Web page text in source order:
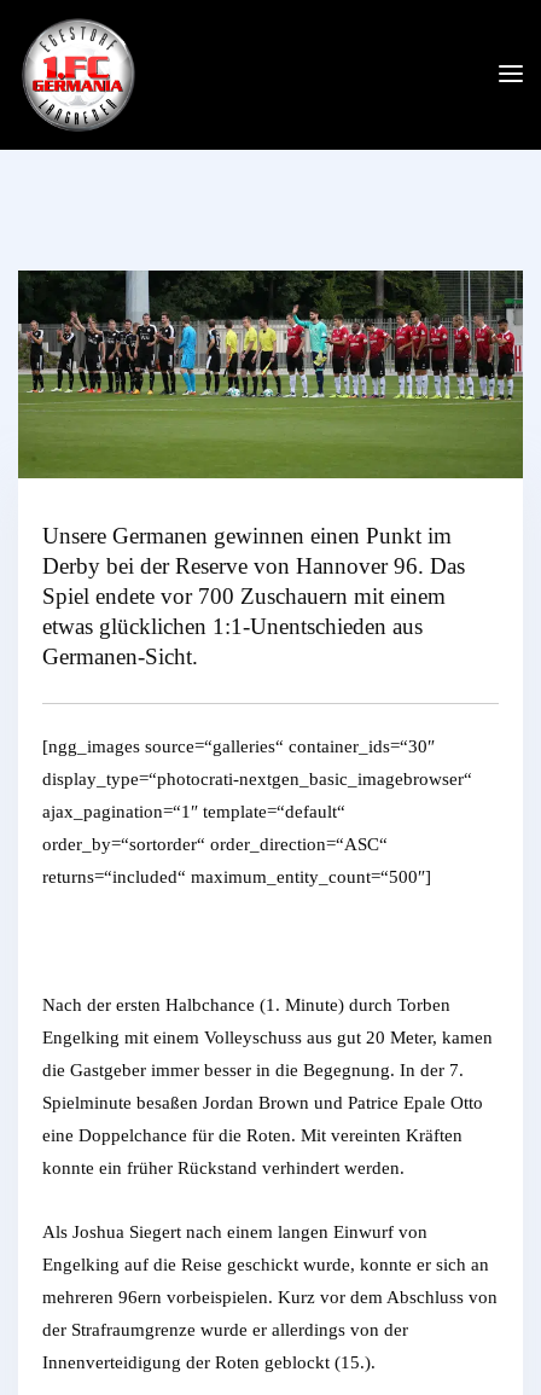
Unsere Germanen gewinnen einen Punkt im
Derby bei der Reserve von Hannover 96. Das
Spiel endete vor 700 Zuschauern mit einem
etwas glücklichen 1:1-Unentschieden aus
Germanen-Sicht.
[ngg_images source=“galleries“ container_ids=“30″
display_type=“photocrati-nextgen_basic_imagebrowser“
ajax_pagination=“1″ template=“default“
order_by=“sortorder“ order_direction=“ASC“
returns=“included“ maximum_entity_count=“500″]
Nach der ersten Halbchance (1. Minute) durch Torben
Engelking mit einem Volleyschuss aus gut 20 Meter, kamen
die Gastgeber immer besser in die Begegnung. In der 7.
Spielminute besaßen Jordan Brown und Patrice Epale Otto
eine Doppelchance für die Roten. Mit vereinten Kräften
konnte ein früher Rückstand verhindert werden.
Als Joshua Siegert nach einem langen Einwurf von
Engelking auf die Reise geschickt wurde, konnte er sich an
mehreren 96ern vorbeispielen. Kurz vor dem Abschluss von
der Strafraumgrenze wurde er allerdings von der
Innenverteidigung der Roten geblockt (15.).